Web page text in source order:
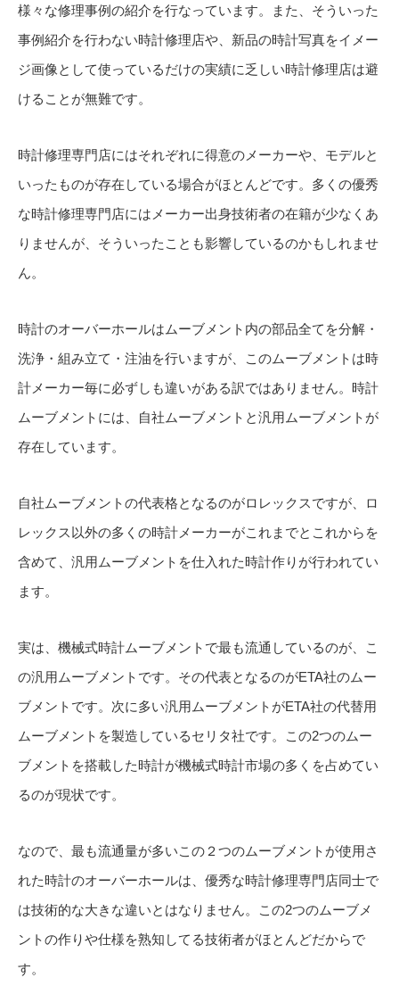
様々な修理事例の紹介を行なっています。また、そういった
事例紹介を行わない時計修理店や、新品の時計写真をイメー
ジ画像として使っているだけの実績に乏しい時計修理店は避
けることが無難です。
時計修理専門店にはそれぞれに得意のメーカーや、モデルと
いったものが存在している場合がほとんどです。多くの優秀
な時計修理専門店にはメーカー出身技術者の在籍が少なくあ
りませんが、そういったことも影響しているのかもしれませ
ん。
時計のオーバーホールはムーブメント内の部品全てを分解・
洗浄・組み立て・注油を行いますが、このムーブメントは時
計メーカー毎に必ずしも違いがある訳ではありません。時計
ムーブメントには、自社ムーブメントと汎用ムーブメントが
存在しています。
自社ムーブメントの代表格となるのがロレックスですが、ロ
レックス以外の多くの時計メーカーがこれまでとこれからを
含めて、汎用ムーブメントを仕入れた時計作りが行われてい
ます。
実は、機械式時計ムーブメントで最も流通しているのが、こ
の汎用ムーブメントです。その代表となるのがETA社のムー
ブメントです。次に多い汎用ムーブメントがETA社の代替用
ムーブメントを製造しているセリタ社です。この2つのムー
ブメントを搭載した時計が機械式時計市場の多くを占めてい
るのが現状です。
なので、最も流通量が多いこの２つのムーブメントが使用さ
れた時計のオーバーホールは、優秀な時計修理専門店同士で
は技術的な大きな違いとはなりません。この2つのムーブメ
ントの作りや仕様を熟知してる技術者がほとんどだからで
す。